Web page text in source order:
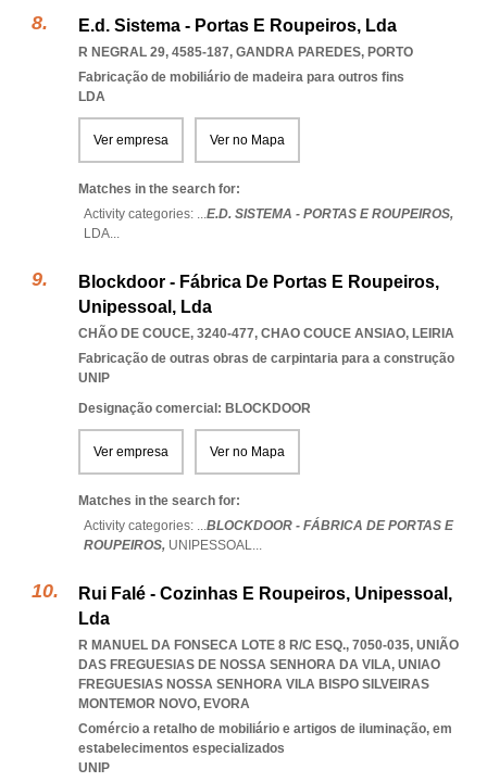
E.d. Sistema - Portas E Roupeiros, Lda
R NEGRAL 29, 4585-187, GANDRA PAREDES, PORTO
Fabricação de mobiliário de madeira para outros fins
LDA
Ver empresa Ver no Mapa
Matches in the search for:
Activity categories: ...E.D. SISTEMA - PORTAS E ROUPEIROS,
LDA...
Blockdoor - Fábrica De Portas E Roupeiros,
Unipessoal, Lda
CHÃO DE COUCE, 3240-477, CHAO COUCE ANSIAO, LEIRIA
Fabricação de outras obras de carpintaria para a construção
UNIP
Designação comercial: BLOCKDOOR
Ver empresa Ver no Mapa
Matches in the search for:
Activity categories: ...BLOCKDOOR - FÁBRICA DE PORTAS E
ROUPEIROS, UNIPESSOAL...
Rui Falé - Cozinhas E Roupeiros, Unipessoal,
Lda
R MANUEL DA FONSECA LOTE 8 R/C ESQ., 7050-035, UNIÃO
DAS FREGUESIAS DE NOSSA SENHORA DA VILA, UNIAO
FREGUESIAS NOSSA SENHORA VILA BISPO SILVEIRAS
MONTEMOR NOVO, EVORA
Comércio a retalho de mobiliário e artigos de iluminação, em
estabelecimentos especializados
UNIP